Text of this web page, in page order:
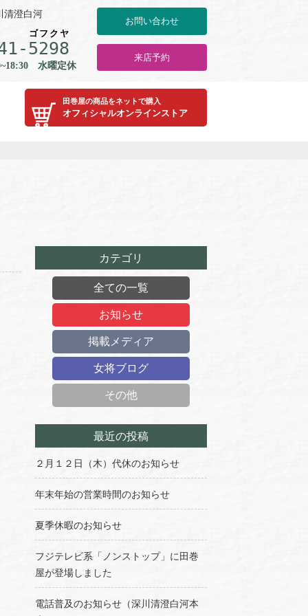
清澄白河
5
ゴ
2
フ
9
ク
8
ヤ
水曜定休
来店予約
お問い合わせ
田巻屋の商品をネットで購入
オフィシャルオンラインストア
カテゴリ
全ての一覧
お知らせ
掲載メディア
女将ブログ
その他
最近の投稿
２月１２日（木）代休のお知らせ
年末年始の営業時間のお知らせ
夏季休暇のお知らせ
フジテレビ系「ノンストップ」に田巻
屋が登場しました
電話普及のお知らせ（深川清澄白河本